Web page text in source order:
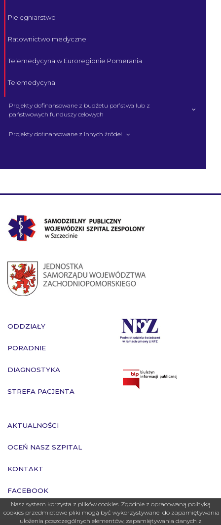
Pielęgniarstwo
Ratownictwo medyczne
Telemedycyna w Euroregionie Pomerania
Telemedycyna
Projekty dofinansowane z budżetu państwa lub z
państwowych funduszy celowych
Projekty dofinansowane z innych źródeł
ODDZIAŁY
PORADNIE
DIAGNOSTYKA
STREFA PACJENTA
AKTUALNOŚCI
OCEŃ NASZ SZPITAL
KONTAKT
FACEBOOK
Nasz system korzysta z plików cookies. Zgodnie z opracowaną polityką
cookies przedmiotowe pliki mogą być wykorzystywane do zapamiętywania
ułożenia poszczególnych elementów; zapamiętywania danych z